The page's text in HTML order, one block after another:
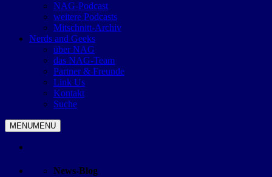
NAG-Podcast
weitere Podcasts
Mitschnitt-Archiv
Nerds and Geeks
über NAG
das NAG-Team
Partner & Freunde
Link Us
Kontakt
Suche
MENUMENU
News-Blog